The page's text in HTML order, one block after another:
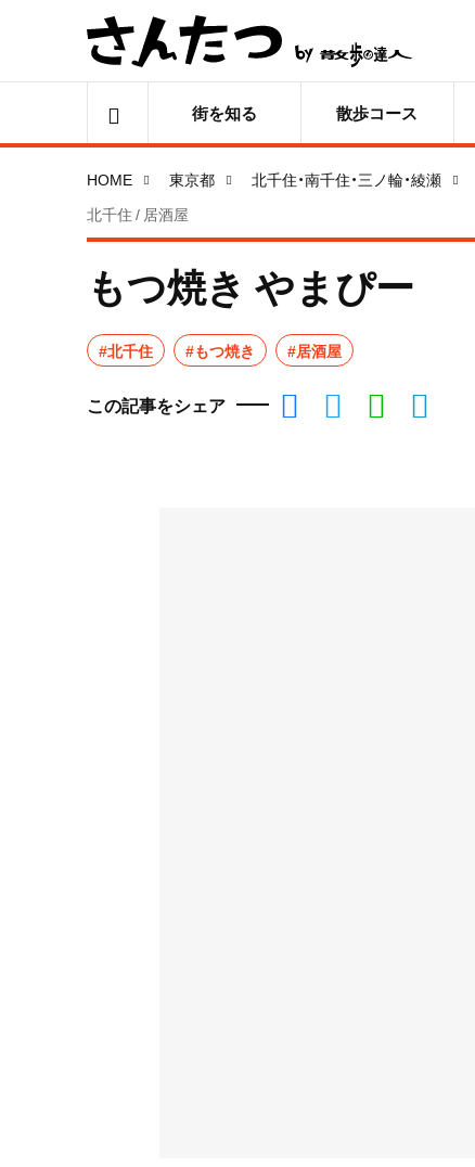
街を知る 散歩コース
HOME 東京都 北千住・南千住・三ノ輪・綾瀬
北千住 / 居酒屋
もつ焼き やまぴー
#北千住 #もつ焼き #居酒屋
この記事をシェア